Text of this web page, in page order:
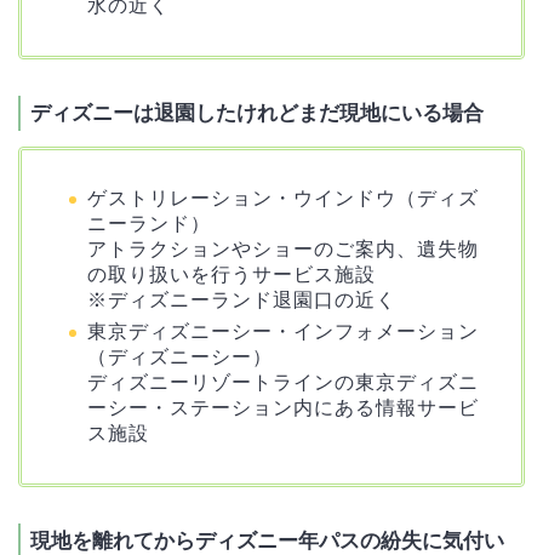
水の近く
ディズニーは退園したけれどまだ現地にいる場合
ゲストリレーション・ウインドウ（ディズ
ニーランド）
アトラクションやショーのご案内、遺失物
の取り扱いを行うサービス施設
※ディズニーランド退園口の近く
東京ディズニーシー・インフォメーション
（ディズニーシー）
ディズニーリゾートラインの東京ディズニ
ーシー・ステーション内にある情報サービ
ス施設
現地を離れてからディズニー年パスの紛失に気付い